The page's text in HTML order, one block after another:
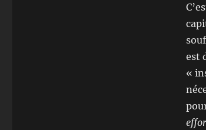
est
«